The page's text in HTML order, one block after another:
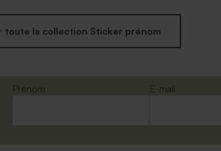
toute la collection Sticker prénom
Prénom
E-mail